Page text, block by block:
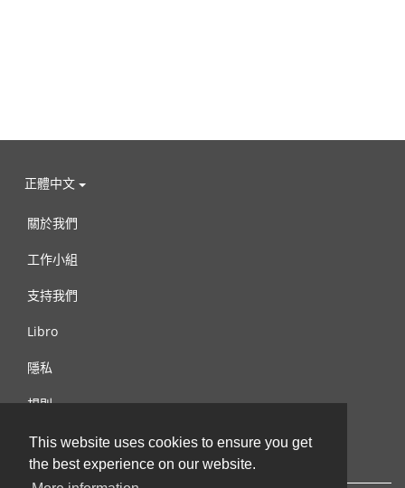
This website uses cookies to ensure you get
the best experience on our website.
正體中文
關於我們
工作小組
支持我們
Libro
隱私
規則
連絡我們